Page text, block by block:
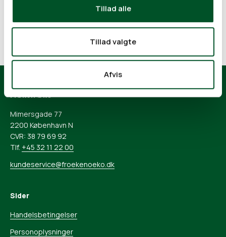
Tillad alle
Tillad valgte
Afvis
Fri fragt til pakkeshop på køb over 599 kr.
Gå til element 1
Gå til element 2
Gå til element 3
Gå til element 4
Frøken Øko
Mimersgade 77
2200 København N
CVR: 38 79 69 92
Tlf. +45 32 11 22 00
kundeservice@froekenoeko.dk
Sider
Handelsbetingelser
Personoplysninger